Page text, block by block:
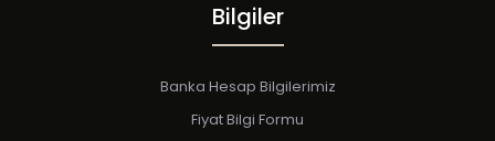
Bilgiler
Banka Hesap Bilgilerimiz
Fiyat Bilgi Formu